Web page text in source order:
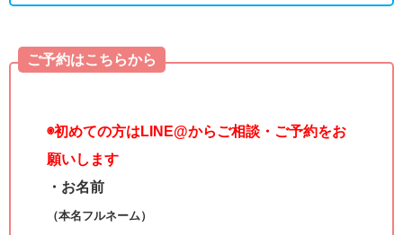
ご予約はこちらから
◉初めての方はLINE@からご相談・ご予約をお
願いします
・お名前
（本名フルネーム）